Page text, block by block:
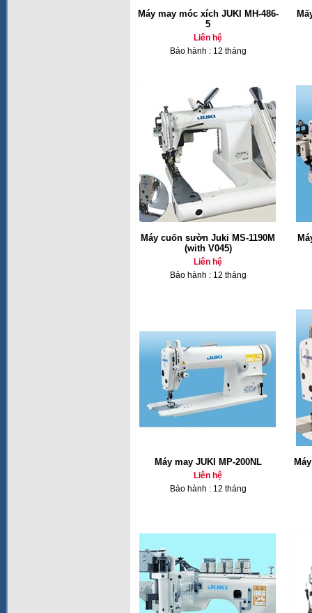
Máy may móc xích JUKI MH-486-
5
Liên hệ
Bảo hành : 12 tháng
Máy cuốn sườn Juki MS-1190M
(with V045)
Liên hệ
Bảo hành : 12 tháng
Máy may JUKI MP-200NL
Liên hệ
Bảo hành : 12 tháng